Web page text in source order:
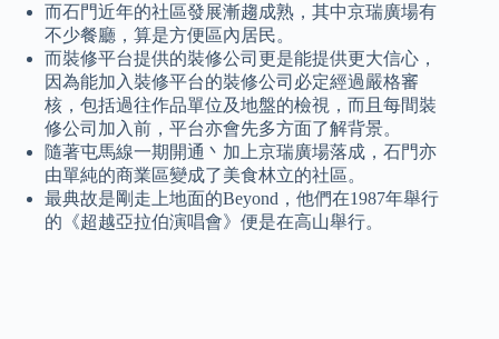
而石門近年的社區發展漸趨成熟，其中京瑞廣場有
不少餐廳，算是方便區內居民。
而裝修平台提供的裝修公司更是能提供更大信心，
因為能加入裝修平台的裝修公司必定經過嚴格審
核，包括過往作品單位及地盤的檢視，而且每間裝
修公司加入前，平台亦會先多方面了解背景。
隨著屯馬線一期開通丶加上京瑞廣場落成，石門亦
由單純的商業區變成了美食林立的社區。
最典故是剛走上地面的Beyond，他們在1987年舉行
的《超越亞拉伯演唱會》便是在高山舉行。